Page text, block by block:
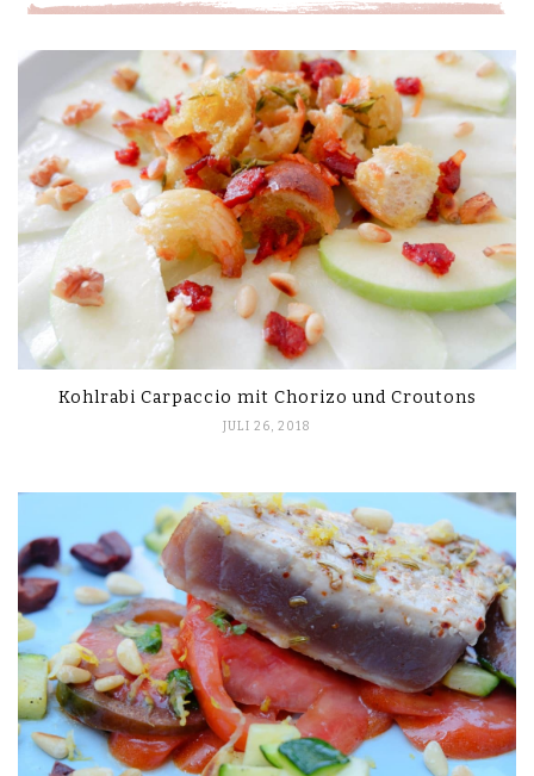
Kohlrabi Carpaccio mit Chorizo und Croutons
JULI 26, 2018